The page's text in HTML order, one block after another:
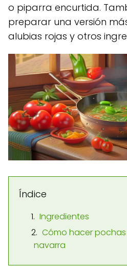
o piparra encurtida.
preparar una versión
alubias rojas y otros
Índice
Ingredientes
Cómo hacer
navarra